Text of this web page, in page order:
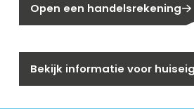
Open een handelsrekening
Bekijk informatie voor